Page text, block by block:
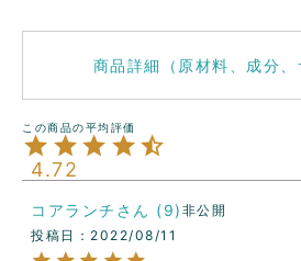
商品詳細（原材料、成分、
4.72
コアランチ 9 非公開
投稿日
2022/08/11